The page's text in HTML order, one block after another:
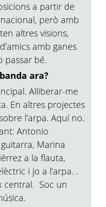
a partir de
però amb
altres visions,
amb ganes
passar bé.
ara?
Alliberar-me
En altres projectes
l’arpa. Aquí no.
Antonio
Marina
a la flauta,
i jo a l’arpa. .
central. Soc un